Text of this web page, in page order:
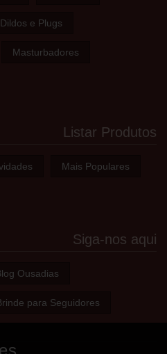
Dildos e Plugs
Masturbadores
Listar Produtos
Mais Populares
Siga-nos aqui
Ousadias
para Seguidores